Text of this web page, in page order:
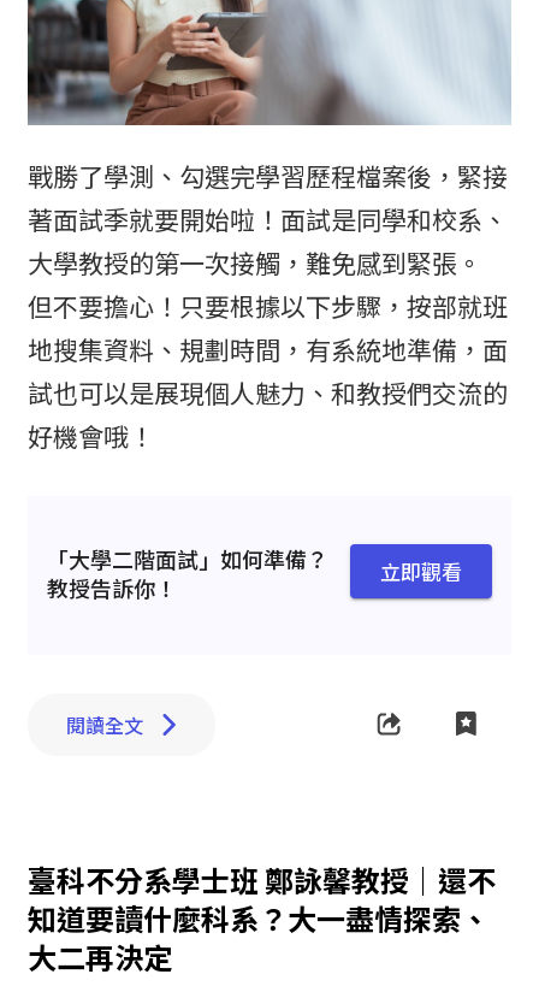
戰勝了學測、勾選完學習歷程檔案後，緊接
著面試季就要開始啦！面試是同學和校系、
大學教授的第一次接觸，難免感到緊張。
但不要擔心！只要根據以下步驟，按部就班
地搜集資料、規劃時間，有系統地準備，面
試也可以是展現個人魅力、和教授們交流的
好機會哦！
「大學二階面試」如何準備？
教授告訴你！
立即觀看
閱讀全文
臺科不分系學士班 鄭詠馨教授｜還不
知道要讀什麼科系？大一盡情探索、
大二再決定